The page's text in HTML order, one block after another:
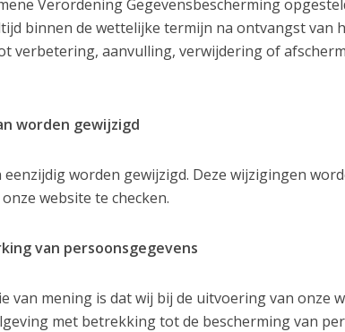
Verordening Gegevensbescherming
binnen de wettelijke termijn na ontvangst van
verbetering, aanvulling, verwijdering of
worden gewijzigd
worden gewijzigd. Deze wijzigingen
website te checken.
van persoonsgegevens
van mening is dat wij bij de uitvoering van onze
met betrekking tot de bescherming van